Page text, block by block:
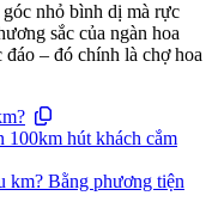
nhỏ bình dị mà rực
sắc của ngàn hoa
– đó chính là chợ hoa
100km hút khách cắm
km? Bằng phương tiện